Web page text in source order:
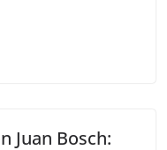
Juan Bosch: